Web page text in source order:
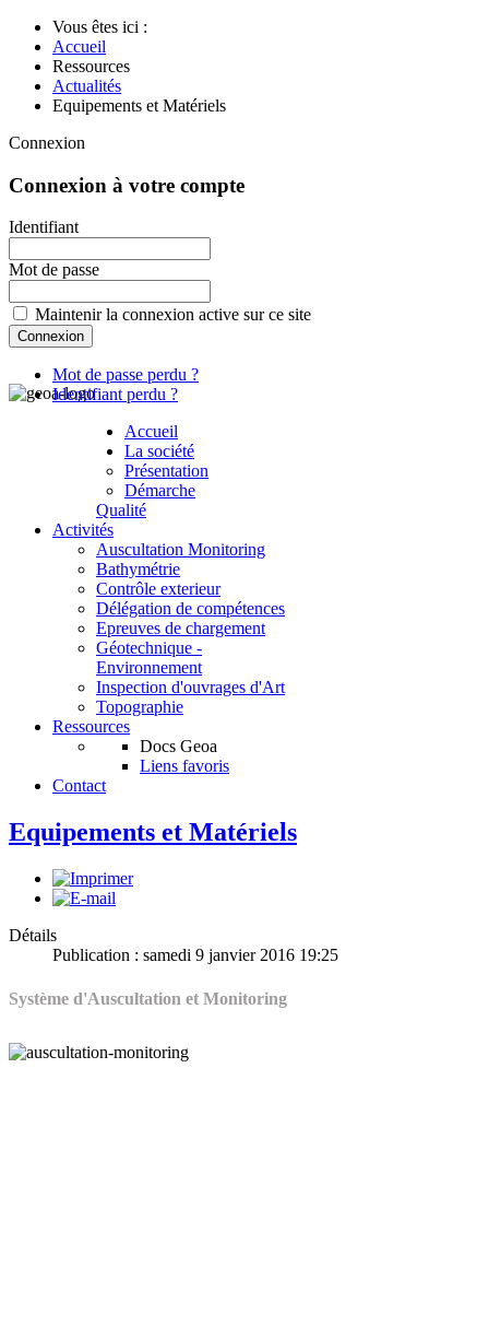
Vous êtes ici :
Accueil
Ressources
Actualités
Equipements et Matériels
Connexion
Connexion à votre compte
Identifiant
Mot de passe
Maintenir la connexion active sur ce site
Mot de passe perdu ?
Identifiant perdu ?
Accueil
La société
Présentation
Démarche
Qualité
Activités
Auscultation Monitoring
Bathymétrie
Contrôle exterieur
Délégation de compétences
Epreuves de chargement
Géotechnique -
Environnement
Inspection d'ouvrages d'Art
Topographie
Ressources
Docs Geoa
Liens favoris
Contact
Equipements et Matériels
Détails
Publication : samedi 9 janvier 2016 19:25
Système d'Auscultation et Monitoring